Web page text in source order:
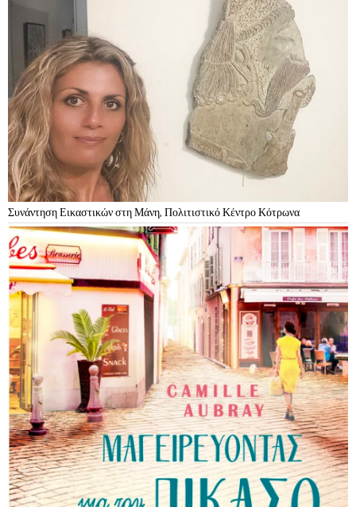
Συνάντηση Εικαστικών στη Μάνη, Πολιτιστικό Κέντρο Κότρωνα